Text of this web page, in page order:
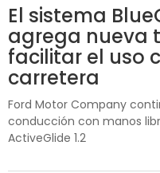
El sistema
agrega nueva
facilitar el uso
carretera
Ford Motor Company
conducción con manos
ActiveGlide 1.2